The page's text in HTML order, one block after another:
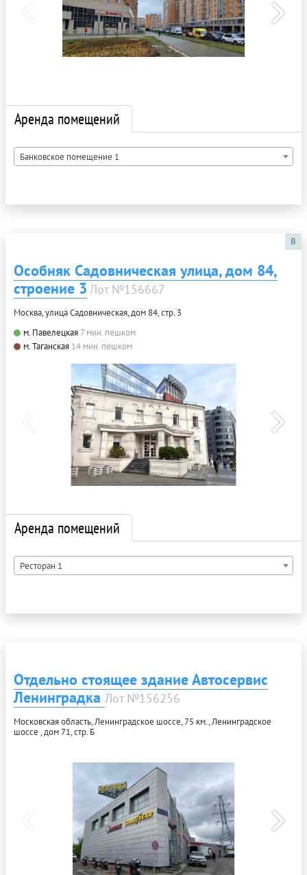
Аренда помещений
Банковское помещение 1
B
Особняк Садовническая улица, дом 84,
строение 3 Лот №156667
Москва, улица Садовническая, дом 84, стр. 3
м. Павелецкая 7 мин. пешком
м. Таганская 14 мин. пешком
Аренда помещений
Ресторан 1
Отдельно стоящее здание Автосервис
Ленинградка Лот №156256
Московская область, Ленинградское шоссе, 75 км., Ленинградское
шоссе , дом 71, стр. Б